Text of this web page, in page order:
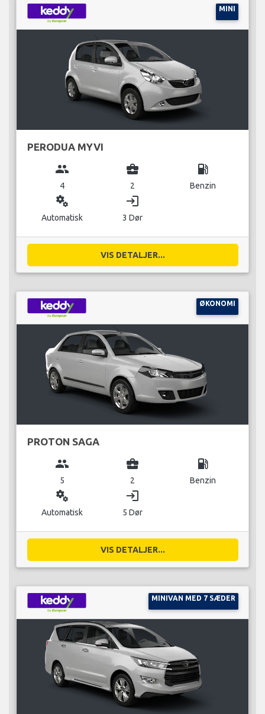
MINI
PERODUA MYVI
group
4
business_center
2
local_gas_station
Benzin
miscellaneous_services
Automatisk
login
3 Dør
VIS DETALJER...
ØKONOMI
PROTON SAGA
group
5
business_center
2
local_gas_station
Benzin
miscellaneous_services
Automatisk
login
5 Dør
VIS DETALJER...
MINIVAN MED 7 SÆDER